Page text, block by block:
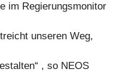
im Regierungsmonitor
unseren Weg,
, so NEOS